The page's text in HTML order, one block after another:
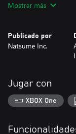
botella. Con la ayuda
y de muchos otros
Cosecha y a los
• ¡Cultiva por todo
granja de Doc!
practica la agricultura
Mostrar más
Publicado por
Natsume Inc.
Jugar con
XBOX One